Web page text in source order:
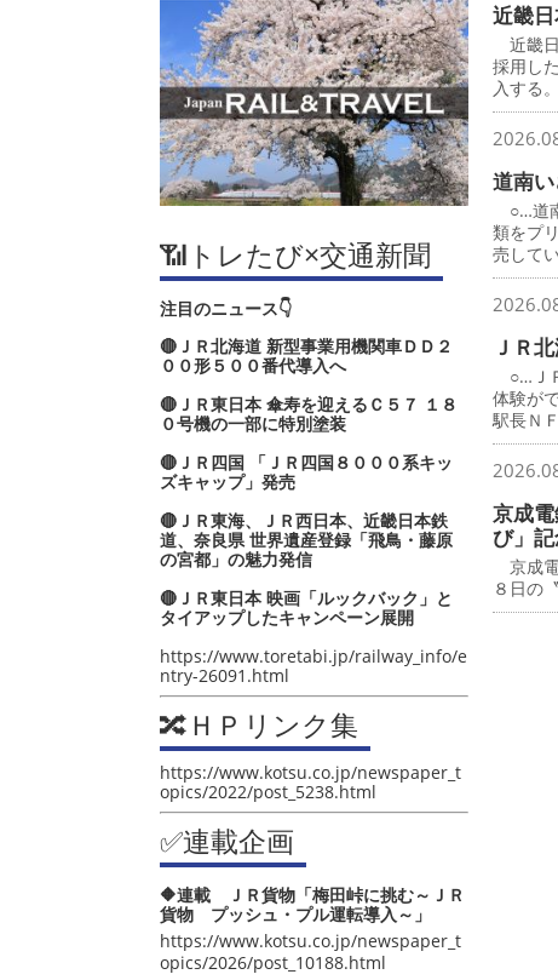
📶トレたび×交通新聞
注目のニュース👇
🔴ＪＲ北海道 新型事業用機関車ＤＤ２
００形５００番代導入へ
🔴ＪＲ東日本 傘寿を迎えるＣ５７ １８
０号機の一部に特別塗装
🔴ＪＲ四国 「ＪＲ四国８０００系キッ
ズキャップ」発売
🔴ＪＲ東海、ＪＲ西日本、近畿日本鉄
道、奈良県 世界遺産登録「飛鳥・藤原
の宮都」の魅力発信
🔴ＪＲ東日本 映画「ルックバック」と
タイアップしたキャンペーン展開
https://www.toretabi.jp/railway_info/e
ntry-26091.html
🔀ＨＰリンク集
https://www.kotsu.co.jp/newspaper_t
opics/2022/post_5238.html
✅連載企画
🔶連載 ＪＲ貨物「梅田峠に挑む～ＪＲ
貨物 プッシュ・プル運転導入～」
https://www.kotsu.co.jp/newspaper_t
opics/2026/post_10188.html
近畿
近畿
採用し
入する。
道南
○…道
類をプ
売してい
ＪＲ
○…Ｊ
体験が
駅長Ｎ
京成
び」
京成
８日の